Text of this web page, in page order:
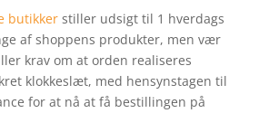
butikkerstiller udsigt til 1 hverdags
af shoppens produkter, men vær
krav om at orden realiseres
klokkeslæt, med hensynstagen til
for at nå at få bestillingen på